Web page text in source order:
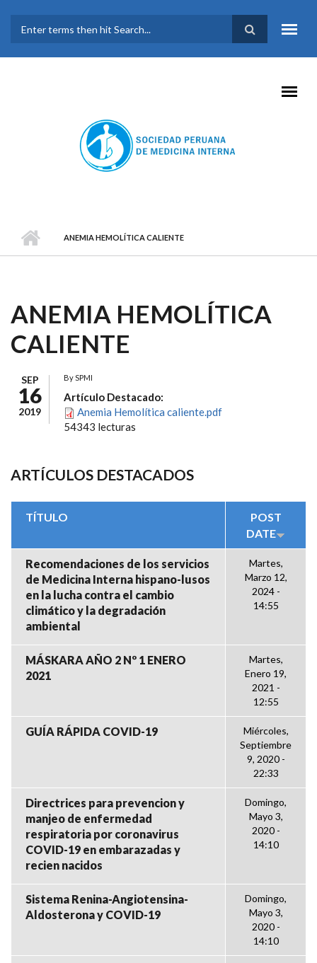
FORMULARIO DE
BÚSQUEDA
ANEMIA HEMOLÍTICA CALIENTE
ANEMIA HEMOLÍTICA
CALIENTE
SEP
16
2019
BySPMI
Artículo Destacado:
Anemia Hemolítica caliente.pdf
54343 lecturas
ARTÍCULOS DESTACADOS
TÍTULO
POST
DATE
Recomendaciones de los servicios
de Medicina Interna hispano-lusos
en la lucha contra el cambio
climático y la degradación
ambiental
Martes,
Marzo 12,
2024 -
14:55
MÁSKARA AÑO 2 Nº 1 ENERO
2021
Martes,
Enero 19,
2021 -
12:55
GUÍA RÁPIDA COVID-19
Miércoles,
Septiembre
9, 2020 -
22:33
Directrices para prevencion y
manjeo de enfermedad
respiratoria por coronavirus
COVID-19 en embarazadas y
recien nacidos
Domingo,
Mayo 3,
2020 -
14:10
Sistema Renina-Angiotensina-
Aldosterona y COVID-19
Domingo,
Mayo 3,
2020 -
14:10